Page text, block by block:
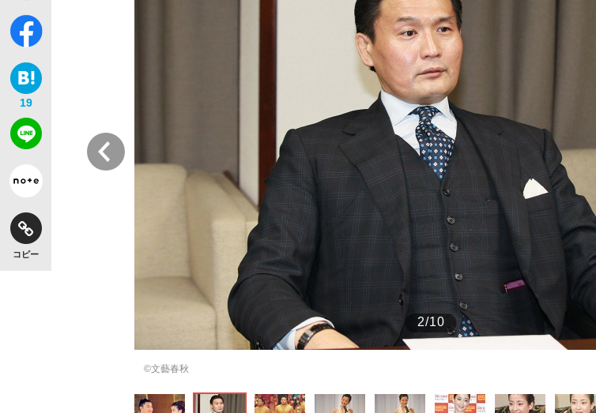
「目標達成できなかったからと言って…」サッカー日本代表・森保一監督...
もっと見る
もっと見る
19
コピー
2/10
©文藝春秋